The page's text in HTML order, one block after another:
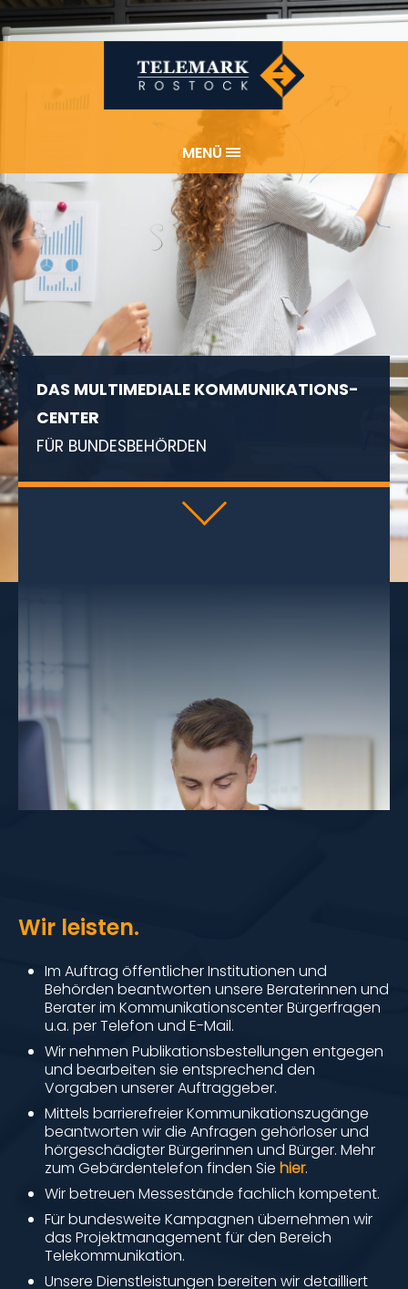
MENÜ
DAS MULTIMEDIALE KOMMUNIKATIONS­
CENTER
FÜR BUNDESBEHÖRDEN
Wir leisten.
Im Auftrag öffentlicher Institutionen und
Behörden beantworten unsere Beraterinnen und
Berater im Kommunikationscenter Bürgerfragen
u.a. per Telefon und E-Mail.
Wir nehmen Publikationsbestellungen entgegen
und bearbeiten sie entsprechend den
Vorgaben unserer Auftraggeber.
Mittels barrierefreier Kommunikationszugänge
beantworten wir die Anfragen gehörloser und
hörgeschädigter Bürgerinnen und Bürger. Mehr
zum Gebärdentelefon finden Sie hier.
Wir betreuen Messestände fachlich kompetent.
Für bundesweite Kampagnen übernehmen wir
das Projektmanagement für den Bereich
Telekommunikation.
Unsere Dienstleistungen bereiten wir detailliert